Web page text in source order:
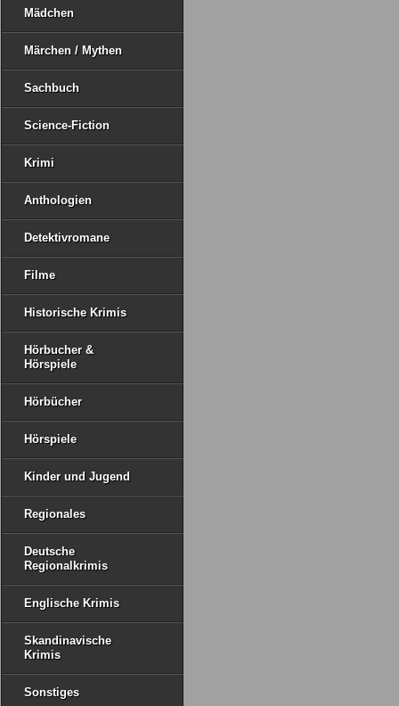
Mädchen
Märchen / Mythen
Sachbuch
Science-Fiction
Krimi
Anthologien
Detektivromane
Filme
Historische Krimis
Hörbucher &
Hörspiele
Hörbücher
Hörspiele
Kinder und Jugend
Regionales
Deutsche
Regionalkrimis
Englische Krimis
Skandinavische
Krimis
Sonstiges